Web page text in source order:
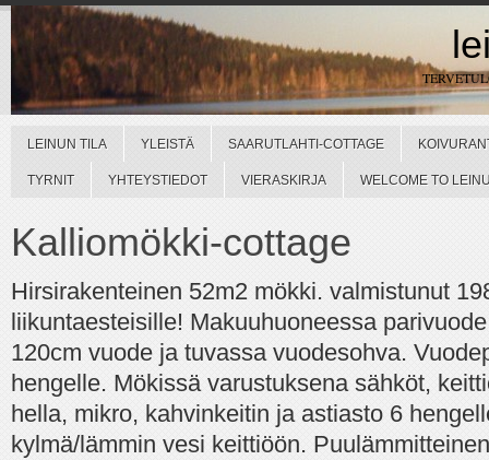
LEINUN TILA YLEISTÄ SAARUTLAHTI-COTTAGE
TYRNIT YHTEYSTIEDOT VIERASKIRJA WELCOME TO
Kalliomökki-cottage
Hirsirakenteinen 52m2 mökki. valmistunut
liikuntaesteisille! Makuuhuoneessa
120cm vuode ja tuvassa vuodesohva.
hengelle. Mökissä varustuksena sähköt,
hella, mikro, kahvinkeitin ja astiasto 6
kylmä/lämmin vesi keittiöön.